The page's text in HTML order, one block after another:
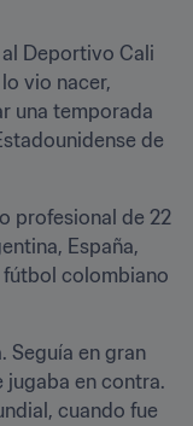
Deportivo Cali
vio nacer,
una temporada
de
profesional de 22
España,
fútbol colombiano
Seguía en gran
jugaba en contra.
cuando fue